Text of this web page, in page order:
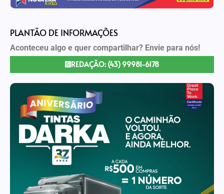
PLANTÃO DE INFORMAÇÕES
Aconteceu algo e quer compartilhar? Envie para nós!
REDAÇÃO: (43) 99981-6178